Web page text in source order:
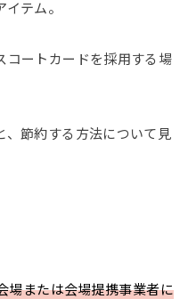
テム。
コートカードを採用する場
、節約する方法について見
場または会場提携事業者に